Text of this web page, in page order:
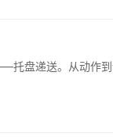
盘递送。从动作